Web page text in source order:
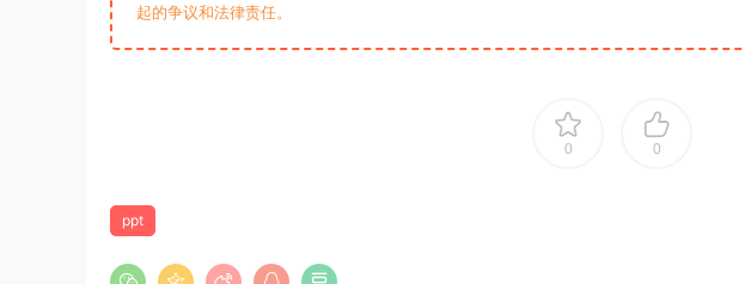
起的争议和法律责任。
0 0
ppt